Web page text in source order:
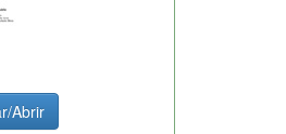
Abrir